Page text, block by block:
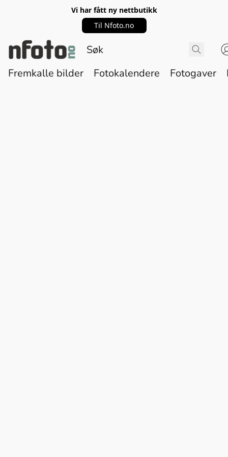
Vi har fått ny nettbutikk
Til Nfoto.no
Fremkalle bilder Fotokalendere Fotogaver